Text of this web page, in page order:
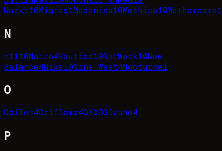
Markt10Migros1Modanisa10Morhipo10Mothercare1
N
n1110Natro4Nautica10NetWork10New
Balance4Nike10Nine West4Nocturne1
O
Obilet4Oriflame4OXXO3Oysho4
P